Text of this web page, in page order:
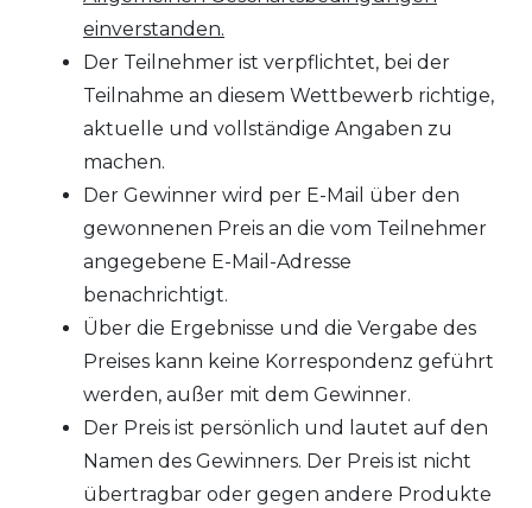
einverstanden.
Der Teilnehmer ist verpflichtet, bei der
Teilnahme an diesem Wettbewerb richtige,
aktuelle und vollständige Angaben zu
machen.
Der Gewinner wird per E-Mail über den
gewonnenen Preis an die vom Teilnehmer
angegebene E-Mail-Adresse
benachrichtigt.
Über die Ergebnisse und die Vergabe des
Preises kann keine Korrespondenz geführt
werden, außer mit dem Gewinner.
Der Preis ist persönlich und lautet auf den
Namen des Gewinners. Der Preis ist nicht
übertragbar oder gegen andere Produkte